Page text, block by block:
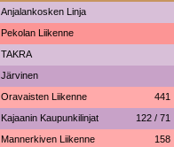
Anjalankosken Linja
Pekolan Liikenne
TAKRA
Järvinen
Oravaisten Liikenne 441
Kajaanin Kaupunkilinjat 122 / 71
Mannerkiven Liikenne 158